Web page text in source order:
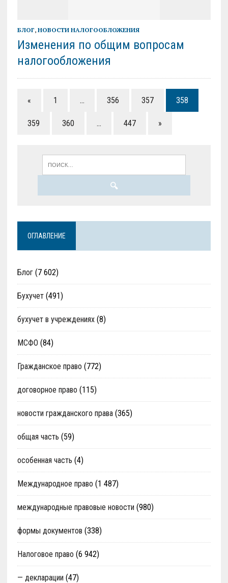
БЛОГ, НОВОСТИ НАЛОГООБЛОЖЕНИЯ
Изменения по общим вопросам
налогообложения
« 1 … 356 357 358
359 360 … 447 »
ОГЛАВЛЕНИЕ
Блог(7 602)
Бухучет(491)
бухучет в учреждениях(8)
МСФО (84)
Гражданское право (772)
договорное право (115)
новости гражданского права(365)
общая часть (59)
особенная часть (4)
Международное право (1 487)
международные правовые новости (980)
формы документов (338)
Налоговое право (6 942)
— декларации (47)